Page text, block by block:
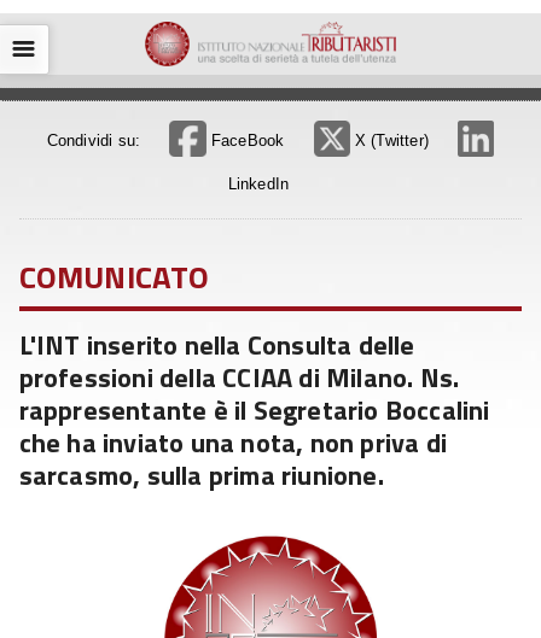
☰
Condividi su: FaceBook X (Twitter)
LinkedIn
COMUNICATO
L'INT inserito nella Consulta delle
professioni della CCIAA di Milano. Ns.
rappresentante è il Segretario Boccalini
che ha inviato una nota, non priva di
sarcasmo, sulla prima riunione.